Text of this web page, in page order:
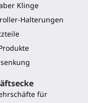
Klinge
Halterungen
für